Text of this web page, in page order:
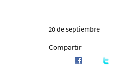
20 de septiembre
Compartir